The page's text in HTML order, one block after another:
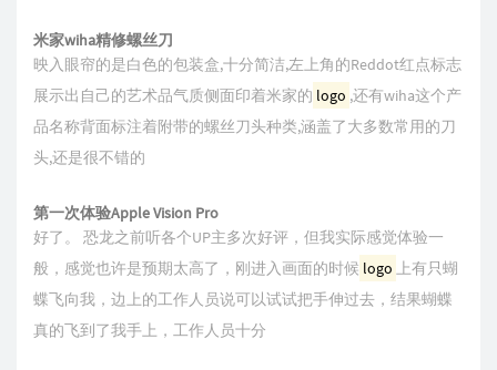
米家wiha精修螺丝刀
映入眼帘的是白色的包装盒,十分简洁,左上角的Reddot红点标志
展示出自己的艺术品气质侧面印着米家的 logo ,还有wiha这个产
品名称背面标注着附带的螺丝刀头种类,涵盖了大多数常用的刀
头,还是很不错的
第一次体验Apple Vision Pro
好了。 恐龙之前听各个UP主多次好评，但我实际感觉体验一
般，感觉也许是预期太高了，刚进入画面的时候 logo 上有只蝴
蝶飞向我，边上的工作人员说可以试试把手伸过去，结果蝴蝶
真的飞到了我手上，工作人员十分